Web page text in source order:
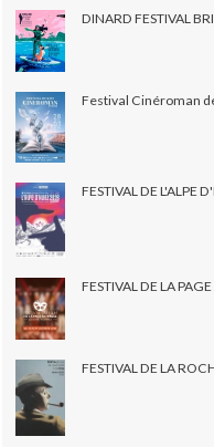
DINARD FESTIVAL
Festival Cinéroman
FESTIVAL DE L'ALPE
FESTIVAL DE LA
FESTIVAL DE LA